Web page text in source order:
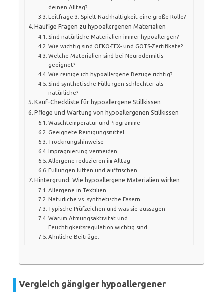
deinen Alltag?
Leitfrage 3: Spielt Nachhaltigkeit eine große Rolle?
Häufige Fragen zu hypoallergenen Materialien
Sind natürliche Materialien immer hypoallergen?
Wie wichtig sind OEKO-TEX- und GOTS-Zertifikate?
Welche Materialien sind bei Neurodermitis
geeignet?
Wie reinige ich hypoallergene Bezüge richtig?
Sind synthetische Füllungen schlechter als
natürliche?
Kauf-Checkliste für hypoallergene Stillkissen
Pflege und Wartung von hypoallergenen Stillkissen
Waschtemperatur und Programme
Geeignete Reinigungsmittel
Trocknungshinweise
Imprägnierung vermeiden
Allergene reduzieren im Alltag
Füllungen lüften und auffrischen
Hintergrund: Wie hypoallergene Materialien wirken
Allergene in Textilien
Natürliche vs. synthetische Fasern
Typische Prüfzeichen und was sie aussagen
Warum Atmungsaktivität und
Feuchtigkeitsregulation wichtig sind
Ähnliche Beiträge:
Vergleich gängiger hypoallergener